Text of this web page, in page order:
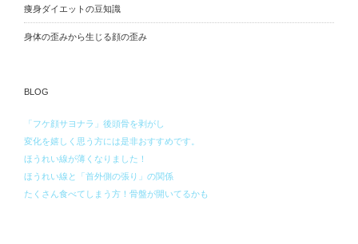
痩身ダイエットの豆知識
身体の歪みから生じる顔の歪み
BLOG
「フケ顔サヨナラ」後頭骨を剥がし
変化を嬉しく思う方には是非おすすめです。
ほうれい線が薄くなりました！
ほうれい線と「首外側の張り」の関係
たくさん食べてしまう方！骨盤が開いてるかも